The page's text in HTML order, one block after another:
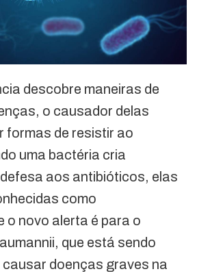
descobre maneiras de
o causador delas
formas de resistir ao
uma bactéria cria
aos antibióticos, elas
como
o novo alerta é para o
que está sendo
doenças graves na